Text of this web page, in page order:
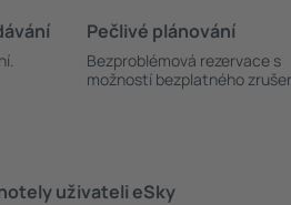
Pečlivé plánování
Bezproblémová rezervace s
možností bezplatného
uživateli eSky